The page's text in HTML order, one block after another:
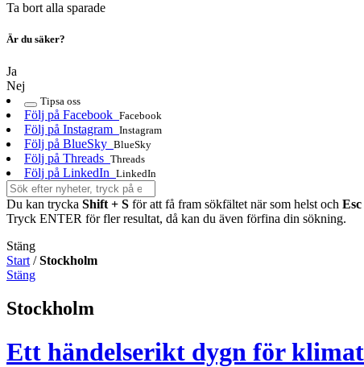
Ta bort alla sparade
Är du säker?
Ja
Nej
Tipsa oss
Följ på Facebook Facebook
Följ på Instagram Instagram
Följ på BlueSky BlueSky
Följ på Threads Threads
Följ på LinkedIn LinkedIn
Du kan trycka Shift + S för att få fram sökfältet när som helst och Esc
Tryck ENTER för fler resultat, då kan du även förfina din sökning.
Stäng
Start /Stockholm
Stäng
Stockholm
Ett händelserikt dygn för